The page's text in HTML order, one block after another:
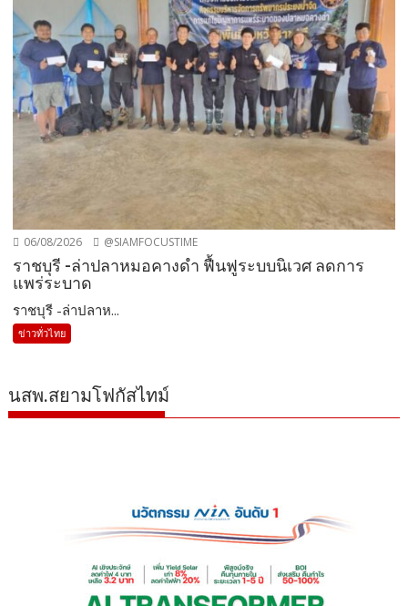
06/08/2026 @SIAMFOCUSTIME
ราชบุรี -ล่าปลาหมอคางดำ ฟื้นฟูระบบนิเวศ ลดการ
แพร่ระบาด
ราชบุรี -ล่าปลาห...
ข่าวทั่วไทย
นสพ.สยามโฟกัสไทม์